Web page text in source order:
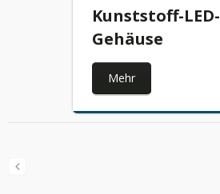
Kunststoff-LED-
Gehäuse
Mehr